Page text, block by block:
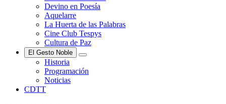
Devino en Poesía
Aquelarre
La Huerta de las Palabras
Cine Club Tespys
Cultura de Paz
El Gesto Noble
Historia
Programación
Noticias
CDTT